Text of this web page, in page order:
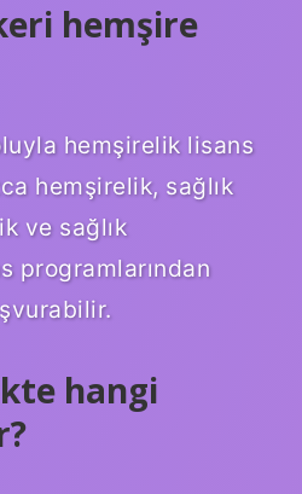
hemşire
hemşirelik lisans
hemşirelik, sağlık
ve sağlık
programlarından
hangi